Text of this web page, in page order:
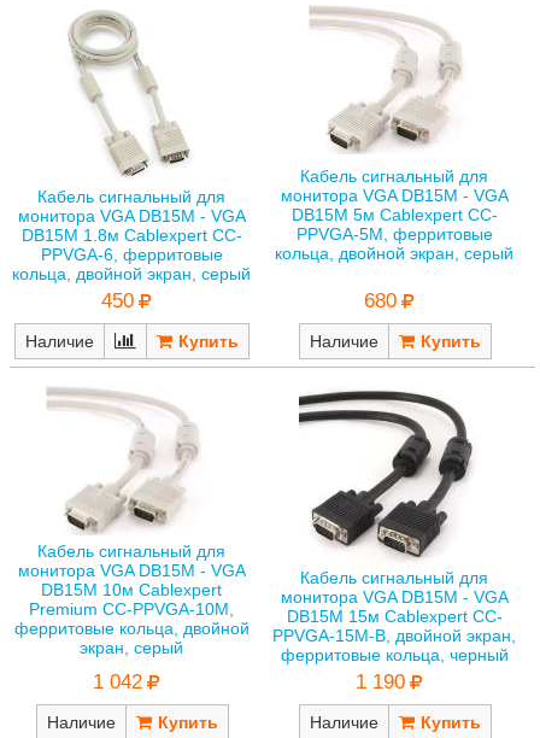
Кабель сигнальный для
монитора VGA DB15M - VGA
DB15M 1.8м Cablexpert CC-
PPVGA-6, ферритовые
кольца, двойной экран, серый
450
Наличие
Кабель сигнальный для
монитора VGA DB15M - VGA
DB15M 5м Cablexpert CC-
PPVGA-5M, ферритовые
кольца, двойной экран, серый
680
Наличие
Кабель сигнальный для
монитора VGA DB15M - VGA
DB15M 10м Cablexpert
Premium CC-PPVGA-10M,
ферритовые кольца, двойной
экран, серый
1 042
Наличие
Кабель сигнальный для
монитора VGA DB15M - VGA
DB15M 15м Cablexpert CC-
PPVGA-15M-B, двойной экран,
ферритовые кольца, черный
1 190
Наличие